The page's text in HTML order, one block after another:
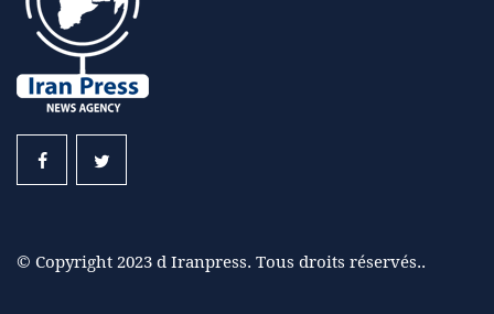
© Copyright 2023 d Iranpress. Tous droits réservés..